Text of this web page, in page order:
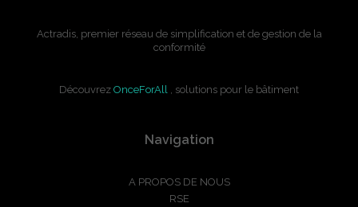
Actradis, premier réseau de simplification et de gestion de la
conformité
Découvrez OnceForAll , solutions pour le bâtiment
Navigation
A PROPOS DE NOUS
RSE